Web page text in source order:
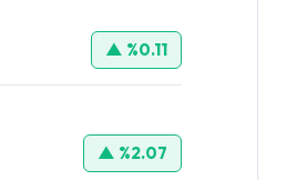
▲ %0.11
▲ %2.07